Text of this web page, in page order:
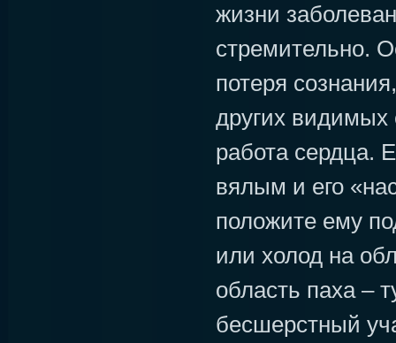
жизни
стремительно.
потеря
других видимых
работа сердца.
вялым и его
положите ему
или холод на
область паха –
бесшерстный